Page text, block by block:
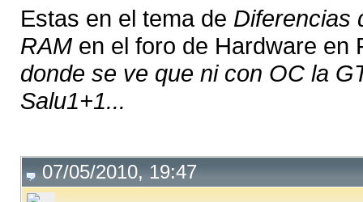
Estas en el tema de Diferencias
RAM en el foro de Hardware en
donde se ve que ni con OC la
Salu1+1...
07/05/2010, 19:47